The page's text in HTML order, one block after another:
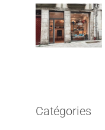
Catégories